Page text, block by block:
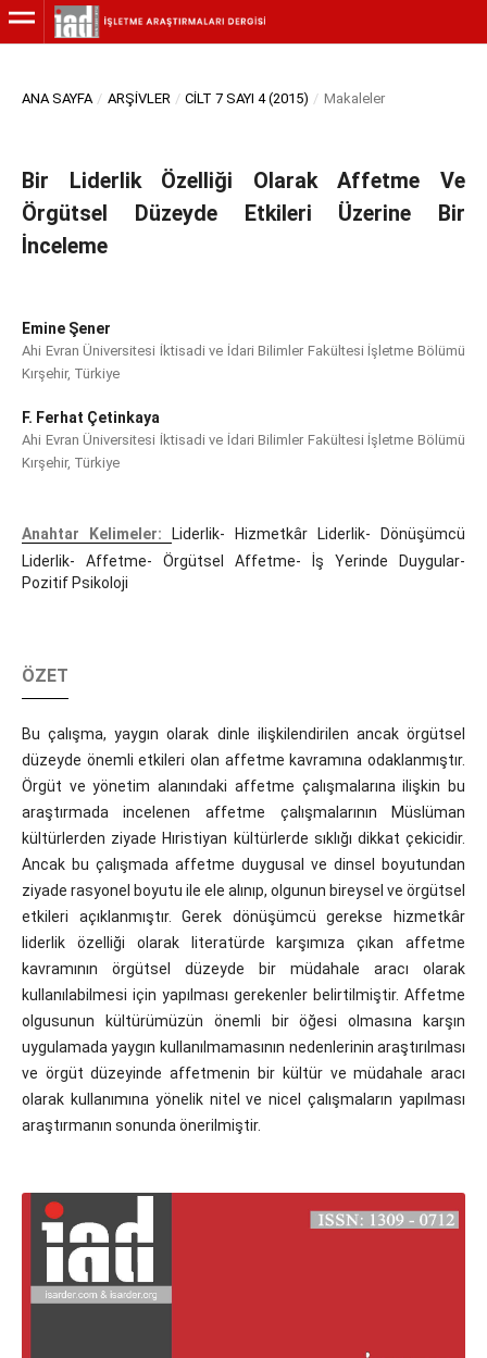
ANA SAYFA / ARŞIVLER / CILT 7 SAYI 4 (2015) / Makaleler
Bir Liderlik Özelliği Olarak Affetme Ve
Örgütsel Düzeyde Etkileri Üzerine Bir
İnceleme
Emine Şener
Ahi Evran Üniversitesi İktisadi ve İdari Bilimler Fakültesi İşletme Bölümü
Kırşehir, Türkiye
F. Ferhat Çetinkaya
Ahi Evran Üniversitesi İktisadi ve İdari Bilimler Fakültesi İşletme Bölümü
Kırşehir, Türkiye
Anahtar Kelimeler:
Liderlik- Hizmetkâr Liderlik- Dönüşümcü
Liderlik- Affetme- Örgütsel Affetme- İş Yerinde Duygular-
Pozitif Psikoloji
ÖZET
Bu çalışma, yaygın olarak dinle ilişkilendirilen ancak örgütsel
düzeyde önemli etkileri olan affetme kavramına odaklanmıştır.
Örgüt ve yönetim alanındaki affetme çalışmalarına ilişkin bu
araştırmada incelenen affetme çalışmalarının Müslüman
kültürlerden ziyade Hıristiyan kültürlerde sıklığı dikkat çekicidir.
Ancak bu çalışmada affetme duygusal ve dinsel boyutundan
ziyade rasyonel boyutu ile ele alınıp, olgunun bireysel ve örgütsel
etkileri açıklanmıştır. Gerek dönüşümcü gerekse hizmetkâr
liderlik özelliği olarak literatürde karşımıza çıkan affetme
kavramının örgütsel düzeyde bir müdahale aracı olarak
kullanılabilmesi için yapılması gerekenler belirtilmiştir. Affetme
olgusunun kültürümüzün önemli bir öğesi olmasına karşın
uygulamada yaygın kullanılmamasının nedenlerinin araştırılması
ve örgüt düzeyinde affetmenin bir kültür ve müdahale aracı
olarak kullanımına yönelik nitel ve nicel çalışmaların yapılması
araştırmanın sonunda önerilmiştir.